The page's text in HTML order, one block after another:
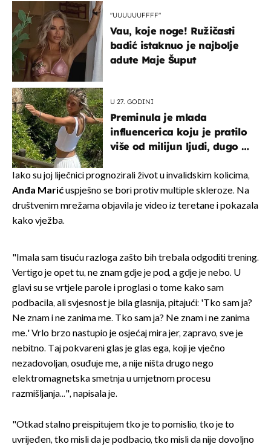
"UUUUUUFFFF"
Vau, koje noge! Ružičasti
badić istaknuo je najbolje
adute Maje Šuput
U 27. GODINI
Preminula je mlada
influencerica koju je pratilo
više od milijun ljudi, dugo se
Iako su joj liječnici prognozirali život u invalidskim kolicima,
Anđa Marićuspješno se bori protiv multiple skleroze. Na
društvenim mrežama objavila je video iz teretane i pokazala
kako vježba.
"Imala sam tisuću razloga zašto bih trebala odgoditi trening.
Vertigo je opet tu, ne znam gdje je pod, a gdje je nebo. U
glavi su se vrtjele parole i proglasi o tome kako sam
podbacila, ali svjesnost je bila glasnija, pitajući: 'Tko sam ja?
Ne znam i ne zanima me. Tko sam ja? Ne znam i ne zanima
me.' Vrlo brzo nastupio je osjećaj mira jer, zapravo, sve je
nebitno. Taj pokvareni glas je glas ega, koji je vječno
nezadovoljan, osuđuje me, a nije ništa drugo nego
elektromagnetska smetnja u umjetnom procesu
razmišljanja...", napisala je.
"Otkad stalno preispitujem tko je to pomislio, tko je to
uvrijeđen, tko misli da je podbacio, tko misli da nije dovoljno